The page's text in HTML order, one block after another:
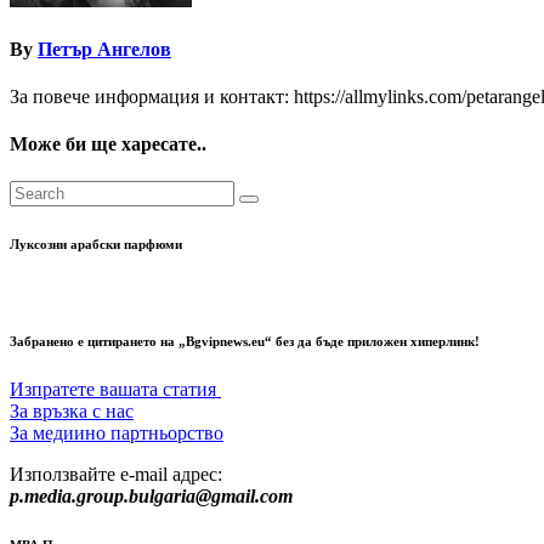
By Петър Ангелов
За повече информация и контакт: https://allmylinks.com/
Може би ще харесате..
Луксозни арабски парфюми
Забранено е цитирането на „Bgvipnews.eu“ без да бъде приложен хиперлинк!
Изпратете вашата статия
За връзка с нас
За медиино партньорство
Използвайте e-mail адрес:
p.media.group.bulgaria@gmail.com